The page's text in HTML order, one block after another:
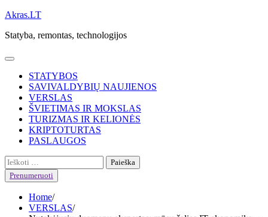
Skip
content
Akras.LT
Statyba, remontas, technologijos
STATYBOS
SAVIVALDYBIŲ NAUJIENOS
VERSLAS
ŠVIETIMAS IR MOKSLAS
TURIZMAS IR KELIONĖS
KRIPTOTURTAS
PASLAUGOS
Ieškoti:
Prenumeruoti
Home
VERSLAS